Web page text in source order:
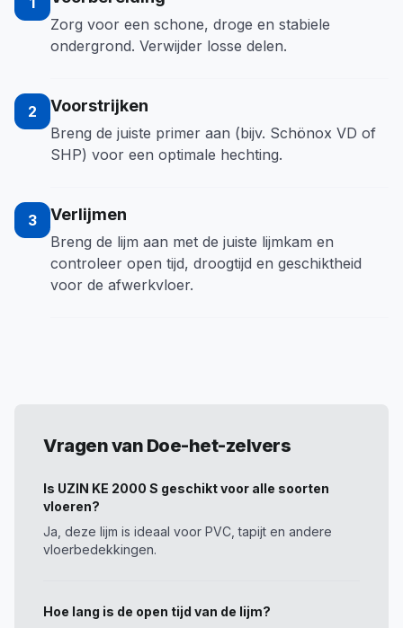
Zorg voor een schone, droge en stabiele
ondergrond. Verwijder losse delen.
2 Voorstrijken
Breng de juiste primer aan (bijv. Schönox VD of
SHP) voor een optimale hechting.
3 Verlijmen
Breng de lijm aan met de juiste lijmkam en
controleer open tijd, droogtijd en geschiktheid
voor de afwerkvloer.
Vragen van Doe-het-zelvers
Is UZIN KE 2000 S geschikt voor alle soorten
vloeren?
Ja, deze lijm is ideaal voor PVC, tapijt en andere
vloerbedekkingen.
Hoe lang is de open tijd van de lijm?